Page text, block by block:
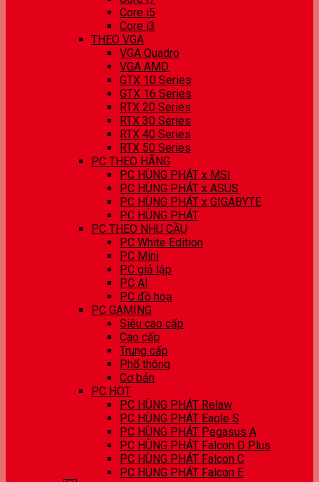
Core i5
Core i3
THEO VGA
VGA Quadro
VGA AMD
GTX 10 Series
GTX 16 Series
RTX 20 Series
RTX 30 Series
RTX 40 Series
RTX 50 Series
PC THEO HÃNG
PC HÙNG PHÁT x MSI
PC HÙNG PHÁT x ASUS
PC HÙNG PHÁT x GIGABYTE
PC HÙNG PHÁT
PC THEO NHU CẦU
PC White Edition
PC Mini
PC giả lập
PC AI
PC đồ hoạ
PC GAMING
Siêu cao cấp
Cao cấp
Trung cấp
Phổ thông
Cơ bản
PC HOT
PC HÙNG PHÁT Relaw
PC HÙNG PHÁT Eagle S
PC HÙNG PHÁT Pegasus A
PC HÙNG PHÁT Falcon D Plus
PC HÙNG PHÁT Falcon C
PC HÙNG PHÁT Falcon E